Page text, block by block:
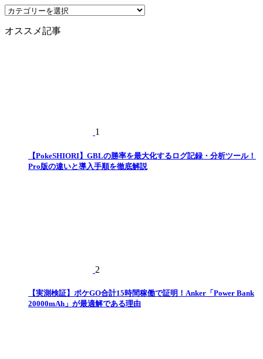
カ
ゴ
オススメ記事
1
【PokeSHIORI】GBLの勝率を最大化するログ記録・分析ツール！
Pro版の違いと導入手順を徹底解説
2
【実測検証】ポケGO合計15時間稼働で証明！Anker「Power Bank
20000mAh」が最適解である理由